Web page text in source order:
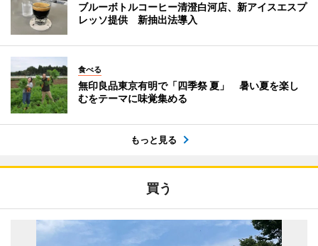
ブルーボトルコーヒー清澄白河店、新アイスエスプ
レッソ提供 新抽出法導入
食べる
無印良品東京有明で「四季祭 夏」 暑い夏を楽し
むをテーマに味覚集める
もっと見る
買う